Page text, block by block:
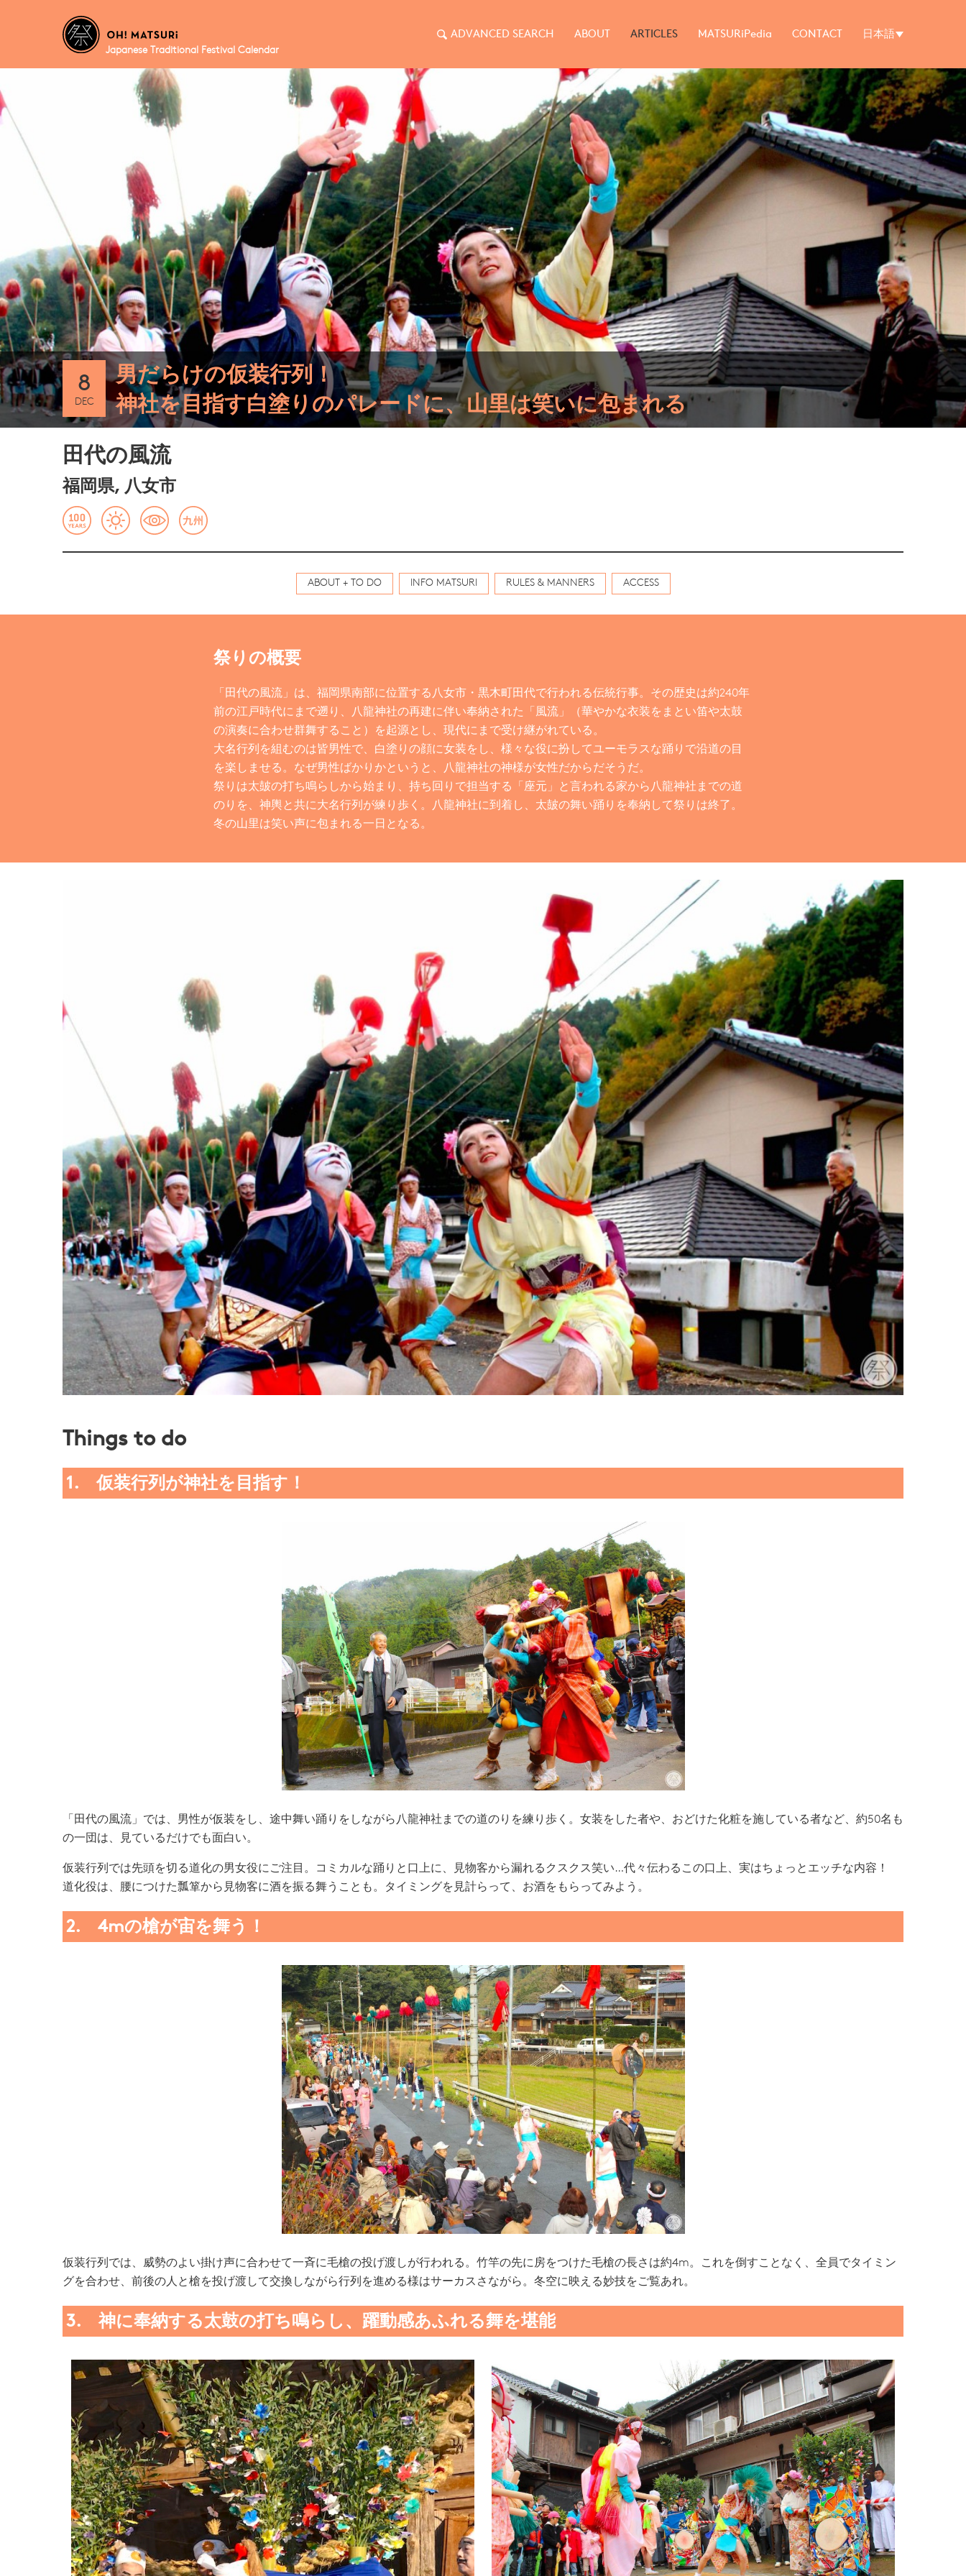
Japanese Traditional Festival Calendar
ADVANCED SEARCH ABOUT ARTICLES MATSURiPedia CONTACT 日本語
8
DEC
男だらけの仮装行列！
神社を目指す白塗りのパレードに、山里は笑いに包まれる
田代の風流
福岡県, 八女市
ABOUT + TO DO INFO MATSURI RULES & MANNERS ACCESS
祭りの概要
「田代の風流」は、福岡県南部に位置する八女市・黒木町田代で行われる伝統行事。その歴史は約240年
前の江戸時代にまで遡り、八龍神社の再建に伴い奉納された「風流」（華やかな衣装をまとい笛や太鼓
の演奏に合わせ群舞すること）を起源とし、現代にまで受け継がれている。
大名行列を組むのは皆男性で、白塗りの顔に女装をし、様々な役に扮してユーモラスな踊りで沿道の目
を楽しませる。なぜ男性ばかりかというと、八龍神社の神様が女性だからだそうだ。
祭りは太皷の打ち鳴らしから始まり、持ち回りで担当する「座元」と言われる家から八龍神社までの道
のりを、神輿と共に大名行列が練り歩く。八龍神社に到着し、太皷の舞い踊りを奉納して祭りは終了。
冬の山里は笑い声に包まれる一日となる。
Things to do
1. 仮装行列が神社を目指す！
「田代の風流」では、男性が仮装をし、途中舞い踊りをしながら八龍神社までの道のりを練り歩く。女装をした者や、おどけた化粧を施している者など、約50名も
の一団は、見ているだけでも面白い。
仮装行列では先頭を切る道化の男女役にご注目。コミカルな踊りと口上に、見物客から漏れるクスクス笑い…代々伝わるこの口上、実はちょっとエッチな内容！
道化役は、腰につけた瓢箪から見物客に酒を振る舞うことも。タイミングを見計らって、お酒をもらってみよう。
2. 4mの槍が宙を舞う！
仮装行列では、威勢のよい掛け声に合わせて一斉に毛槍の投げ渡しが行われる。竹竿の先に房をつけた毛槍の長さは約4m。これを倒すことなく、全員でタイミン
グを合わせ、前後の人と槍を投げ渡して交換しながら行列を進める様はサーカスさながら。冬空に映える妙技をご覧あれ。
3. 神に奉納する太鼓の打ち鳴らし、躍動感あふれる舞を堪能